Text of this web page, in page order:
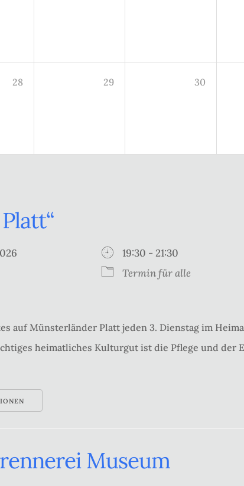
28 29 30
19:30 - 21:30
Termin für alle
auf Münsterländer Platt jeden 3. Dienstag im
heimatliches Kulturgut ist die Pflege und der
Museum